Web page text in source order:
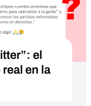
el
en la